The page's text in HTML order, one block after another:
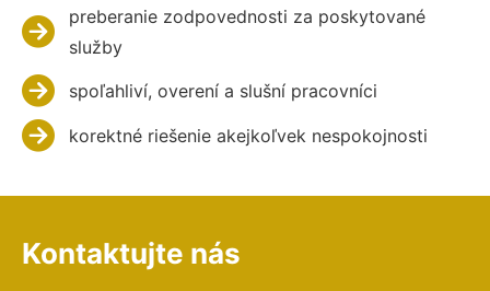
preberanie zodpovednosti za poskytované
služby
spoľahliví, overení a slušní pracovníci
korektné riešenie akejkoľvek nespokojnosti
Kontaktujte nás